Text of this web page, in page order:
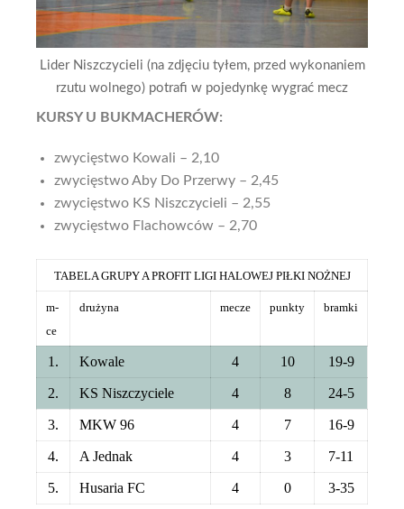
Lider Niszczycieli (na zdjęciu tyłem, przed wykonaniem
rzutu wolnego) potrafi w pojedynkę wygrać mecz
KURSY U BUKMACHERÓW:
zwycięstwo Kowali – 2,10
zwycięstwo Aby Do Przerwy – 2,45
zwycięstwo KS Niszczycieli – 2,55
zwycięstwo Flachowców – 2,70
TABELA GRUPY A PROFIT LIGI HALOWEJ PIŁKI NOŻNEJ
m-
ce
drużyna mecze punkty bramki
1. Kowale 4 10 19-9
2. KS Niszczyciele 4 8 24-5
3. MKW 96 4 7 16-9
4. A Jednak 4 3 7-11
5. Husaria FC 4 0 3-35